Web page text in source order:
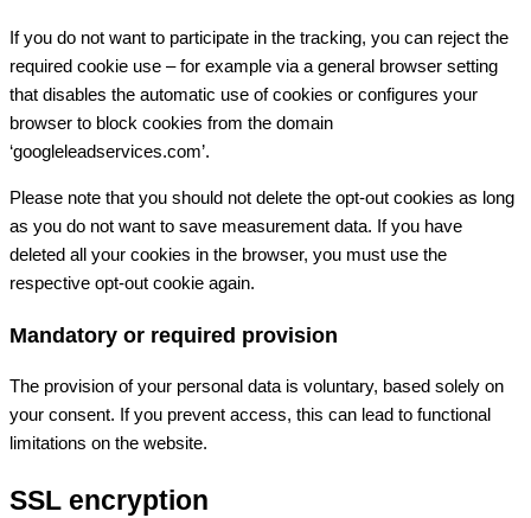
If you do not want to participate in the tracking, you can reject the
required cookie use – for example via a general browser setting
that disables the automatic use of cookies or configures your
browser to block cookies from the domain
‘googleleadservices.com’.
Please note that you should not delete the opt-out cookies as long
as you do not want to save measurement data. If you have
deleted all your cookies in the browser, you must use the
respective opt-out cookie again.
Mandatory or required provision
The provision of your personal data is voluntary, based solely on
your consent. If you prevent access, this can lead to functional
limitations on the website.
SSL encryption